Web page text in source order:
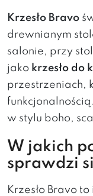
Krzesło Bravo
drewnianym
salonie, przy
jako krzesło do
przestrzeniach,
w stylu boho,
W jakich
sprawdzi
Krzesło Bravo